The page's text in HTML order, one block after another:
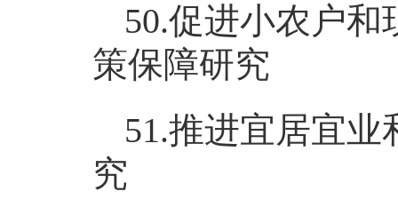
50.促进小农户
策保障研究
51.推进宜居宜
究